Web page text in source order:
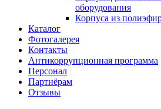
оборудования
Корпуса из
Каталог
Фотогалерея
Контакты
Антикоррупционная программа
Персонал
Партнёрам
Отзывы